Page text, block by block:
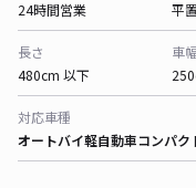
24時間営業
平
長さ
480cm 以下
車
対応車種
オートバイ軽自動車コンパク